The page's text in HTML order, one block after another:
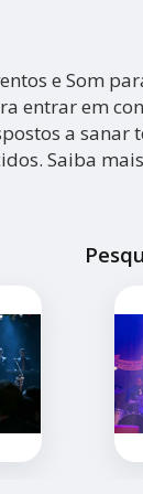
e Som
entrar em
a sanar
Saiba